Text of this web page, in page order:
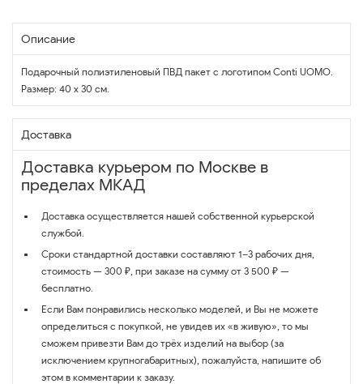
Описание
Подарочный полиэтиленовый ПВД пакет с логотипом Conti UOMO.
Размер: 40 х 30 см.
Доставка
Доставка курьером по Москве в
пределах МКАД
Доставка осуществляется нашей собственной курьерской
службой.
Сроки стандартной доставки составляют 1–3 рабочих дня,
стоимость — 300 ₽, при заказе на сумму от 3 500 ₽ —
бесплатно.
Если Вам понравились несколько моделей, и Вы не можете
определиться с покупкой, не увидев их «в живую», то мы
сможем привезти Вам до трёх изделий на выбор (за
исключением крупногабаритных), пожалуйста, напишите об
этом в комментарии к заказу.